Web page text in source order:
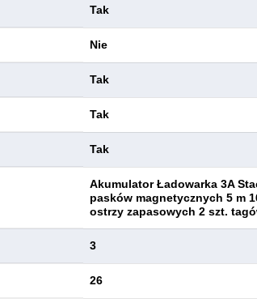
Tak
Nie
Tak
Tak
Tak
Akumulator Ładowarka 3A
pasków magnetycznych 5 m
ostrzy zapasowych 2 szt.
3
26